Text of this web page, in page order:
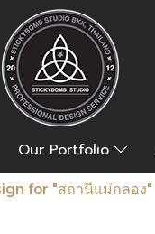
Our Portfolio
for "สถานีแม่กลอง"